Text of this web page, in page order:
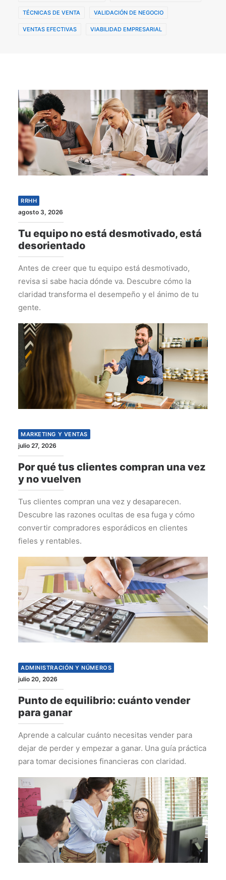
TÉCNICAS DE VENTA VALIDACIÓN DE NEGOCIO
VENTAS EFECTIVAS VIABILIDAD EMPRESARIAL
RRHH
agosto 3, 2026
Tu equipo no está desmotivado, está
desorientado
Antes de creer que tu equipo está desmotivado,
revisa si sabe hacia dónde va. Descubre cómo la
claridad transforma el desempeño y el ánimo de tu
gente.
MARKETING Y VENTAS
julio 27, 2026
Por qué tus clientes compran una vez
y no vuelven
Tus clientes compran una vez y desaparecen.
Descubre las razones ocultas de esa fuga y cómo
convertir compradores esporádicos en clientes
fieles y rentables.
ADMINISTRACIÓN Y NÚMEROS
julio 20, 2026
Punto de equilibrio: cuánto vender
para ganar
Aprende a calcular cuánto necesitas vender para
dejar de perder y empezar a ganar. Una guía práctica
para tomar decisiones financieras con claridad.